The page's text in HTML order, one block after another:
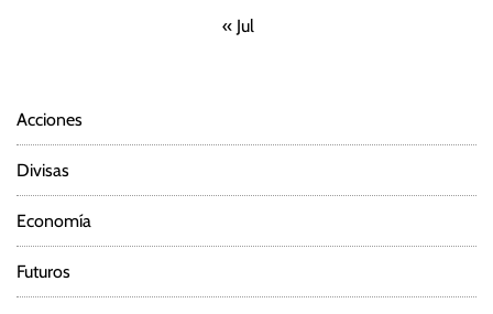
« Jul
Acciones
Divisas
Economía
Futuros